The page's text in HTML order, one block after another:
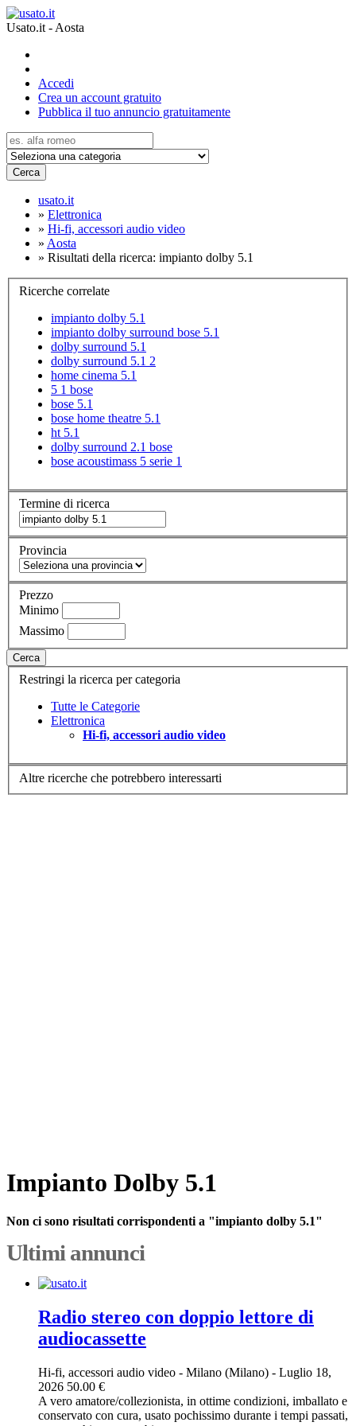
Usato.it - Aosta
Accedi
Crea un account gratuito
Pubblica il tuo annuncio gratuitamente
Cerca
usato.it
» Elettronica
» Hi-fi, accessori audio video
» Aosta
» Risultati della ricerca: impianto dolby 5.1
Ricerche correlate
impianto dolby 5.1
impianto dolby surround bose 5.1
dolby surround 5.1
dolby surround 5.1 2
home cinema 5.1
5 1 bose
bose 5.1
bose home theatre 5.1
ht 5.1
dolby surround 2.1 bose
bose acoustimass 5 serie 1
Termine di ricerca
Provincia
Prezzo
Minimo
Massimo
Cerca
Restringi la ricerca per categoria
Tutte le Categorie
Elettronica
Hi-fi, accessori audio video
Altre ricerche che potrebbero interessarti
Impianto Dolby 5.1
Non ci sono risultati corrispondenti a "impianto dolby 5.1"
Ultimi annunci
Radio stereo con doppio lettore di
audiocassette
Hi-fi, accessori audio video - Milano (Milano) - Luglio 18,
2026 50.00 €
A vero amatore/collezionista, in ottime condizioni, imballato e
conservato con cura, usato pochissimo durante i tempi passati,